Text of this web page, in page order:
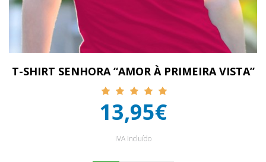
T-SHIRT SENHORA “AMOR À PRIMEIRA VISTA”
13,95€
IVA Incluído